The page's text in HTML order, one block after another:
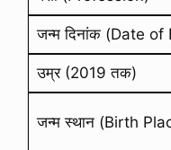
जन्म दिनांक (Date of
उम्र (2019 तक)
जन्म स्थान (Birth